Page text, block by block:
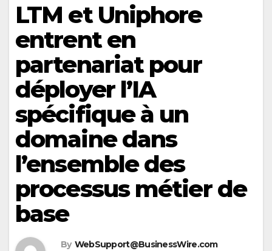
LTM et Uniphore
entrent en
partenariat pour
déployer l’IA
spécifique à un
domaine dans
l’ensemble des
processus métier de
base
By WebSupport@BusinessWire.com